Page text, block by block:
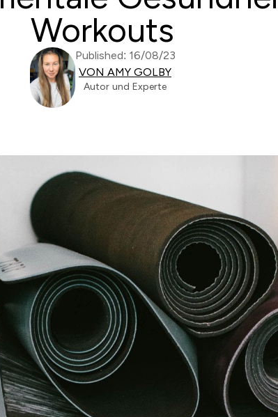
Workouts
Published: 16/08/23
VON AMY GOLBY
Autor und Experte